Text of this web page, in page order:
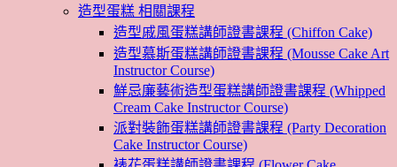
造型蛋糕 相關課程
造型戚風蛋糕講師證書課程 (Chiffon Cake)
造型慕斯蛋糕講師證書課程 (Mousse Cake Art
Instructor Course)
鮮忌廉藝術造型蛋糕講師證書課程 (Whipped
Cream Cake Instructor Course)
派對裝飾蛋糕講師證書課程 (Party Decoration
Cake Instructor Course)